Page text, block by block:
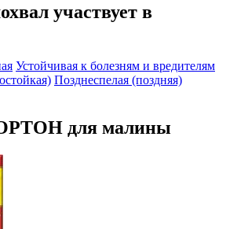
участвует в
Устойчивая к болезням и вредителям
Позднеспелая (поздняя)
для малины